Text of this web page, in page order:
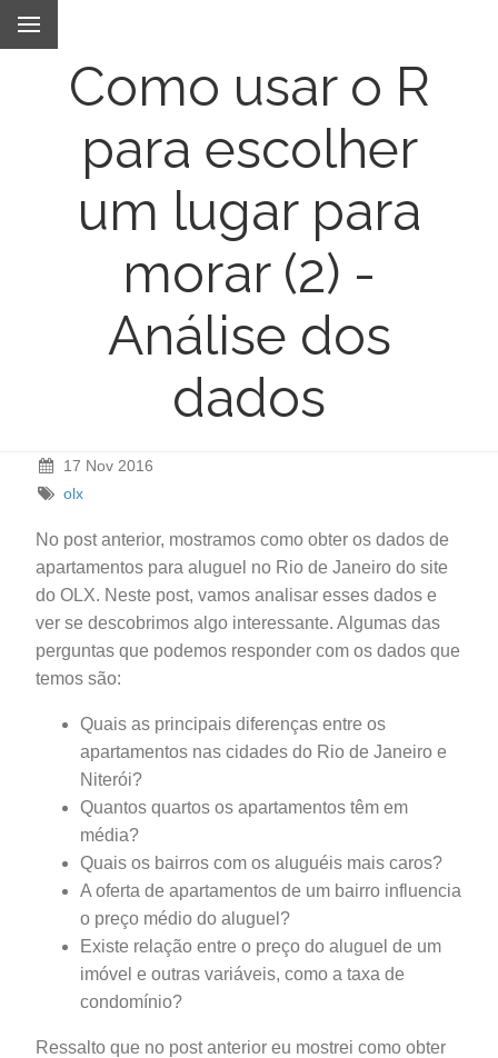
Como usar o R
para escolher
um lugar para
morar (2) -
Análise dos
dados
17 Nov 2016
olx
No post anterior, mostramos como obter os dados de
apartamentos para aluguel no Rio de Janeiro do site
do OLX. Neste post, vamos analisar esses dados e
ver se descobrimos algo interessante. Algumas das
perguntas que podemos responder com os dados que
temos são:
Quais as principais diferenças entre os
apartamentos nas cidades do Rio de Janeiro e
Niterói?
Quantos quartos os apartamentos têm em
média?
Quais os bairros com os aluguéis mais caros?
A oferta de apartamentos de um bairro influencia
o preço médio do aluguel?
Existe relação entre o preço do aluguel de um
imóvel e outras variáveis, como a taxa de
condomínio?
Ressalto que no post anterior eu mostrei como obter